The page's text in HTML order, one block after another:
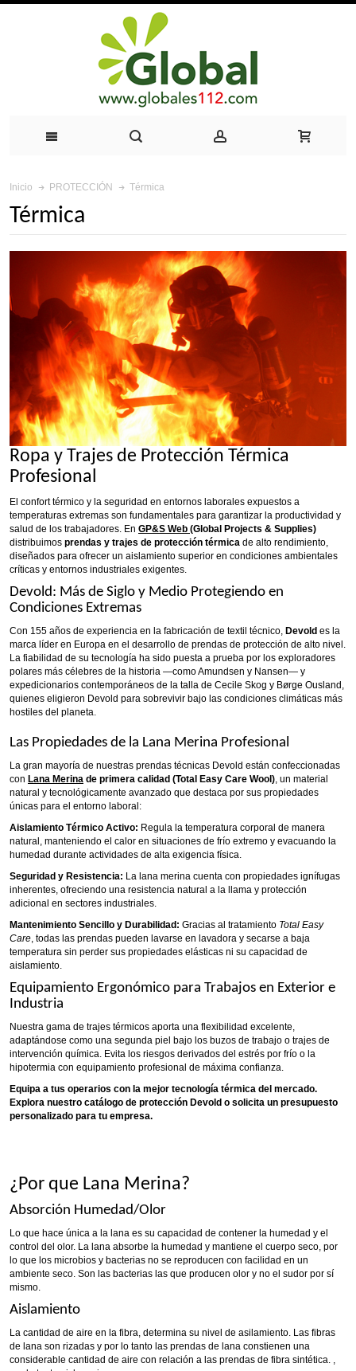
Inicio PROTECCIÓN Térmica
Térmica
Ropa y Trajes de Protección Térmica
Profesional
El confort térmico y la seguridad en entornos laborales expuestos a
temperaturas extremas son fundamentales para garantizar la productividad y
salud de los trabajadores. En GP&S Web (Global Projects & Supplies)
distribuimos prendas y trajes de protección térmica de alto rendimiento,
diseñados para ofrecer un aislamiento superior en condiciones ambientales
críticas y entornos industriales exigentes.
Devold: Más de Siglo y Medio Protegiendo en
Condiciones Extremas
Con 155 años de experiencia en la fabricación de textil técnico, Devold es la
marca líder en Europa en el desarrollo de prendas de protección de alto nivel.
La fiabilidad de su tecnología ha sido puesta a prueba por los exploradores
polares más célebres de la historia —como Amundsen y Nansen— y
expedicionarios contemporáneos de la talla de Cecile Skog y Børge Ousland,
quienes eligieron Devold para sobrevivir bajo las condiciones climáticas más
hostiles del planeta.
Las Propiedades de la Lana Merina Profesional
La gran mayoría de nuestras prendas técnicas Devold están confeccionadas
con Lana Merina de primera calidad (Total Easy Care Wool), un material
natural y tecnológicamente avanzado que destaca por sus propiedades
únicas para el entorno laboral:
Aislamiento Térmico Activo: Regula la temperatura corporal de manera
natural, manteniendo el calor en situaciones de frío extremo y evacuando la
humedad durante actividades de alta exigencia física.
Seguridad y Resistencia: La lana merina cuenta con propiedades ignífugas
inherentes, ofreciendo una resistencia natural a la llama y protección
adicional en sectores industriales.
Mantenimiento Sencillo y Durabilidad: Gracias al tratamiento Total Easy
Care, todas las prendas pueden lavarse en lavadora y secarse a baja
temperatura sin perder sus propiedades elásticas ni su capacidad de
aislamiento.
Equipamiento Ergonómico para Trabajos en Exterior e
Industria
Nuestra gama de trajes térmicos aporta una flexibilidad excelente,
adaptándose como una segunda piel bajo los buzos de trabajo o trajes de
intervención química. Evita los riesgos derivados del estrés por frío o la
hipotermia con equipamiento profesional de máxima confianza.
Equipa a tus operarios con la mejor tecnología térmica del mercado.
Explora nuestro catálogo de protección Devold o solicita un presupuesto
personalizado para tu empresa.
¿Por que Lana Merina?
Absorción Humedad/Olor
Lo que hace única a la lana es su capacidad de contener la humedad y el
control del olor. La lana absorbe la humedad y mantiene el cuerpo seco, por
lo que los microbios y bacterias no se reproducen con facilidad en un
ambiente seco. Son las bacterias las que producen olor y no el sudor por sí
mismo.
Aislamiento
La cantidad de aire en la fibra, determina su nivel de asilamiento. Las fibras
de lana son rizadas y por lo tanto las prendas de lana constienen una
considerable cantidad de aire con relación a las prendas de fibra sintética. ,